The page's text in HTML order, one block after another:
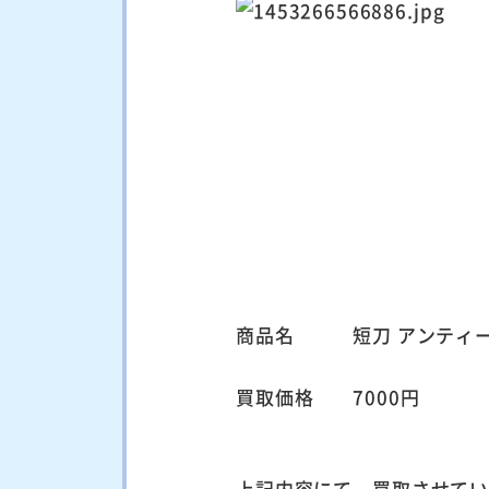
商品名 短刀 アンティ
買取価格 7000円